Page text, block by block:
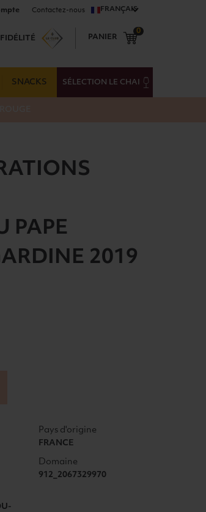
Contactez-nous FRANÇAIS
PANIER
0
SNACKS SÉLECTION LE CHAI
PAPE
2019
Pays d'origine
FRANCE
Domaine
912_2067329970